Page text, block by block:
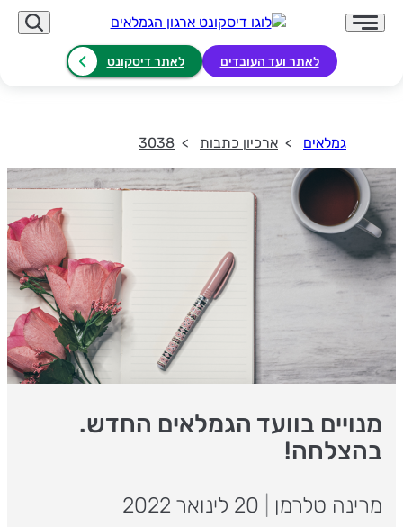
לאתר ועד העובדים לאתר דיסקונט
גמלאים ארכיון כתבות 3038
מנויים בוועד הגמלאים החדש.
בהצלחה!
מרינה טלרמן